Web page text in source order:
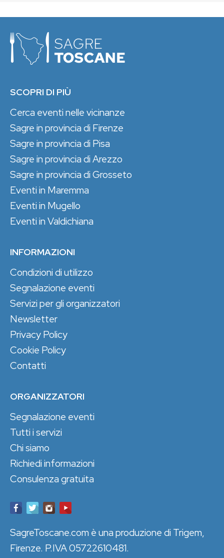
SCOPRI DI PIÙ
Cerca eventi nelle vicinanze
Sagre in provincia di Firenze
Sagre in provincia di Pisa
Sagre in provincia di Arezzo
Sagre in provincia di Grosseto
Eventi in Maremma
Eventi in Mugello
Eventi in Valdichiana
INFORMAZIONI
Condizioni di utilizzo
Segnalazione eventi
Servizi per gli organizzatori
Newsletter
Privacy Policy
Cookie Policy
Contatti
ORGANIZZATORI
Segnalazione eventi
Tutti i servizi
Chi siamo
Richiedi informazioni
Consulenza gratuita
SagreToscane.com è una produzione di Trigem,
Firenze. P.IVA 05722610481.